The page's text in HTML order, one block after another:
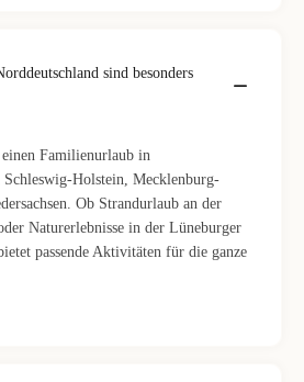
sind besonders
Familienurlaub in
Schleswig-Holstein, Mecklenburg-
Ob Strandurlaub an der
Naturerlebnisse in der Lüneburger
passende Aktivitäten für die ganze